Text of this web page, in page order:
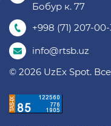
Бобур к. 77
+998 (71) 207-00-
info@rtsb.uz
© 2026 UzEx Spot.